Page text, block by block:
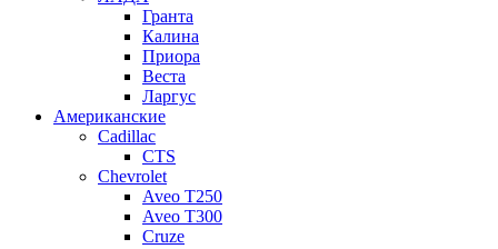
Гранта
Калина
Приора
Веста
Ларгус
Американские
Cadillac
CTS
Chevrolet
Aveo Т250
Aveo T300
Cruze